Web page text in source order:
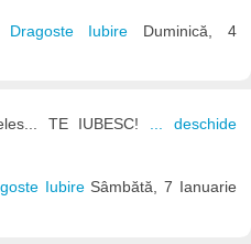
Iubire Duminică, 4
TE IUBESC! ... deschide
Iubire Sâmbătă, 7 Ianuarie